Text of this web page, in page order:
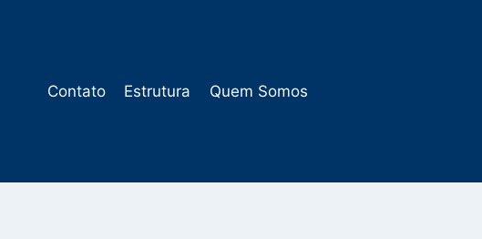
Contato Estrutura Quem Somos